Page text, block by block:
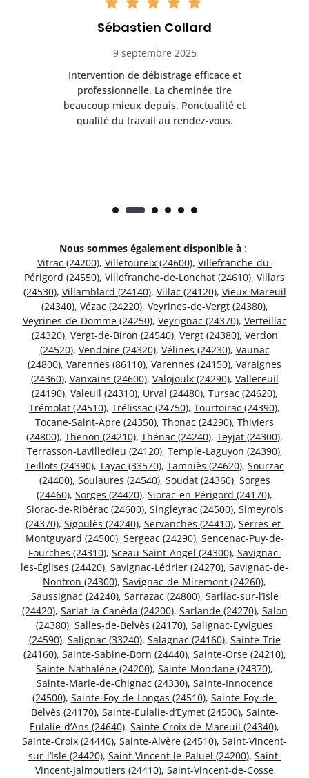
Sébastien Collard
9 septembre 2025
Intervention de débistrage efficace et
professionnelle. La cheminée tire
beaucoup mieux depuis. Ponctualité et
qualité du travail au rendez-vous.
Nous sommes également disponible à :
Vitrac (24200), Villetoureix (24600), Villefranche-du-
Périgord (24550), Villefranche-de-Lonchat (24610), Villars
(24530), Villamblard (24140), Villac (24120), Vieux-Mareuil
(24340), Vézac (24220), Veyrines-de-Vergt (24380),
Veyrines-de-Domme (24250), Veyrignac (24370), Verteillac
(24320), Vergt-de-Biron (24540), Vergt (24380), Verdon
(24520), Vendoire (24320), Vélines (24230), Vaunac
(24800), Varennes (86110), Varennes (24150), Varaignes
(24360), Vanxains (24600), Valojoulx (24290), Vallereuil
(24190), Valeuil (24310), Urval (24480), Tursac (24620),
Trémolat (24510), Trélissac (24750), Tourtoirac (24390),
Tocane-Saint-Apre (24350), Thonac (24290), Thiviers
(24800), Thenon (24210), Thénac (24240), Teyjat (24300),
Terrasson-Lavilledieu (24120), Temple-Laguyon (24390),
Teillots (24390), Tayac (33570), Tamniès (24620), Sourzac
(24400), Soulaures (24540), Soudat (24360), Sorges
(24460), Sorges (24420), Siorac-en-Périgord (24170),
Siorac-de-Ribérac (24600), Singleyrac (24500), Simeyrols
(24370), Sigoulès (24240), Servanches (24410), Serres-et-
Montguyard (24500), Sergeac (24290), Sencenac-Puy-de-
Fourches (24310), Sceau-Saint-Angel (24300), Savignac-
les-Églises (24420), Savignac-Lédrier (24270), Savignac-de-
Nontron (24300), Savignac-de-Miremont (24260),
Saussignac (24240), Sarrazac (24800), Sarliac-sur-l’Isle
(24420), Sarlat-la-Canéda (24200), Sarlande (24270), Salon
(24380), Salles-de-Belvès (24170), Salignac-Eyvigues
(24590), Salignac (33240), Salagnac (24160), Sainte-Trie
(24160), Sainte-Sabine-Born (24440), Sainte-Orse (24210),
Sainte-Nathalène (24200), Sainte-Mondane (24370),
Sainte-Marie-de-Chignac (24330), Sainte-Innocence
(24500), Sainte-Foy-de-Longas (24510), Sainte-Foy-de-
Belvès (24170), Sainte-Eulalie-d’Eymet (24500), Sainte-
Eulalie-d’Ans (24640), Sainte-Croix-de-Mareuil (24340),
Sainte-Croix (24440), Sainte-Alvère (24510), Saint-Vincent-
sur-l’Isle (24420), Saint-Vincent-le-Paluel (24200), Saint-
Vincent-Jalmoutiers (24410), Saint-Vincent-de-Cosse